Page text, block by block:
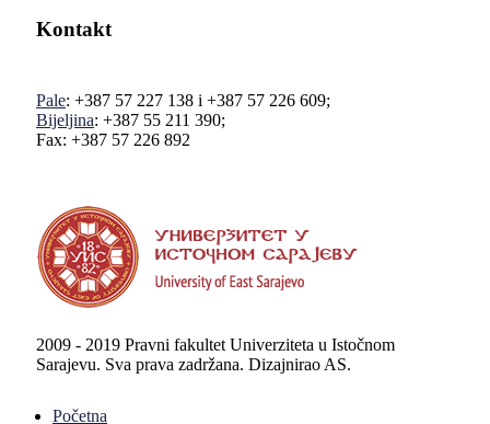
Kontakt
Pale: +387 57 227 138 i +387 57 226 609;
Bijeljina: +387 55 211 390;
Fax: +387 57 226 892
2009 - 2019 Pravni fakultet Univerziteta u Istočnom
Sarajevu. Sva prava zadržana. Dizajnirao AS.
Početna